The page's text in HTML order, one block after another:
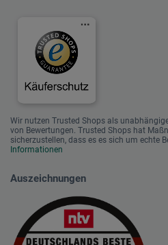
Wir nutzen Trusted Shops als
von Bewertungen. Trusted Shops hat
sicherzustellen, dass es es sich um echte
Informationen
Auszeichnungen